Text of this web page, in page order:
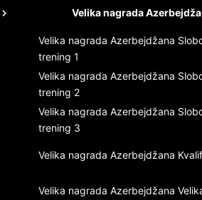
Velika nagrada
Velika nagrada Azerbejdžana
trening 1
Velika nagrada Azerbejdžana
trening 2
Velika nagrada Azerbejdžana
trening 3
Velika nagrada Azerbejdžana
Velika nagrada Azerbejdžana